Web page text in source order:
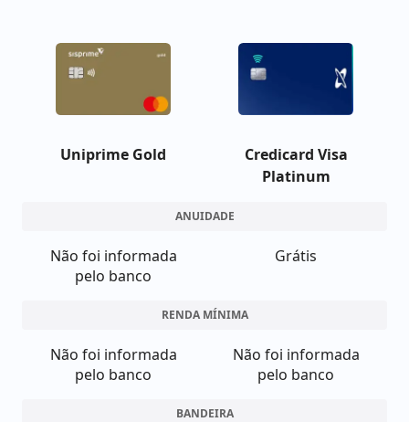
Uniprime Gold
Credicard Visa
Platinum
ANUIDADE
Não foi informada
pelo banco
Grátis
RENDA MÍNIMA
Não foi informada
pelo banco
Não foi informada
pelo banco
BANDEIRA